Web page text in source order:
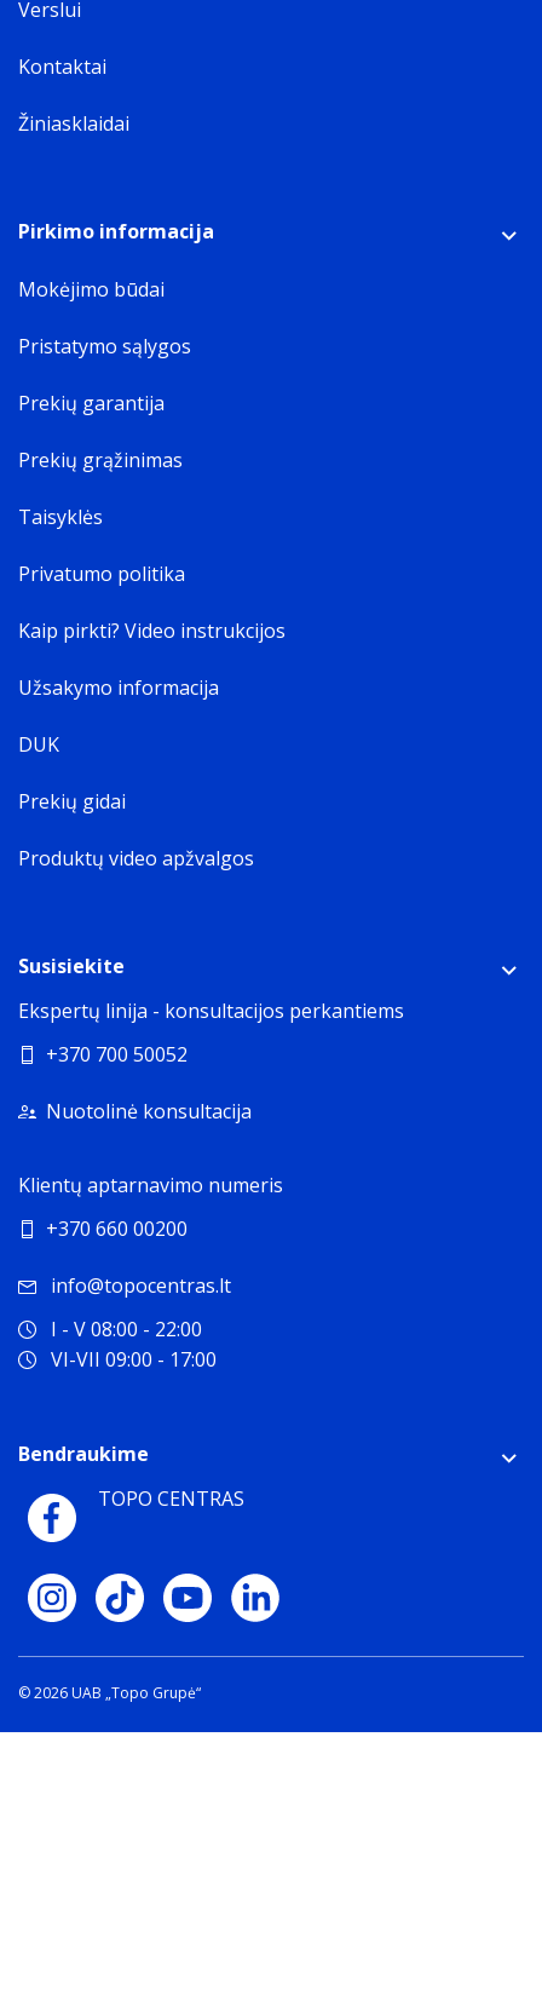
Verslui
Kontaktai
Žiniasklaidai
Pirkimo informacija
Mokėjimo būdai
Pristatymo sąlygos
Prekių garantija
Prekių grąžinimas
Taisyklės
Privatumo politika
Kaip pirkti? Video instrukcijos
Užsakymo informacija
DUK
Prekių gidai
Produktų video apžvalgos
Susisiekite
Ekspertų linija - konsultacijos perkantiems
+370 700 50052
Nuotolinė konsultacija
Klientų aptarnavimo numeris
+370 660 00200
info@topocentras.lt
I - V 08:00 - 22:00
VI-VII 09:00 - 17:00
Bendraukime
TOPO CENTRAS
© 2026 UAB „Topo Grupė“